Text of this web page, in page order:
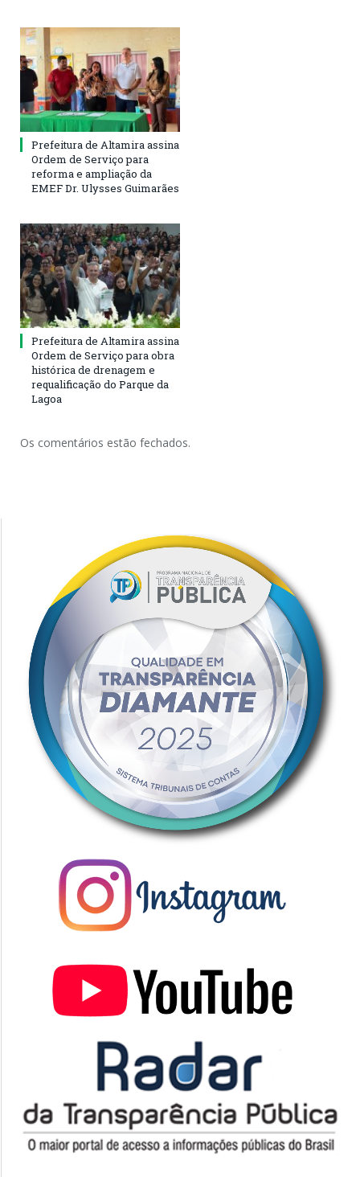
Prefeitura de Altamira assina
Ordem de Serviço para
reforma e ampliação da
EMEF Dr. Ulysses Guimarães
Prefeitura de Altamira assina
Ordem de Serviço para obra
histórica de drenagem e
requalificação do Parque da
Lagoa
Os comentários estão fechados.